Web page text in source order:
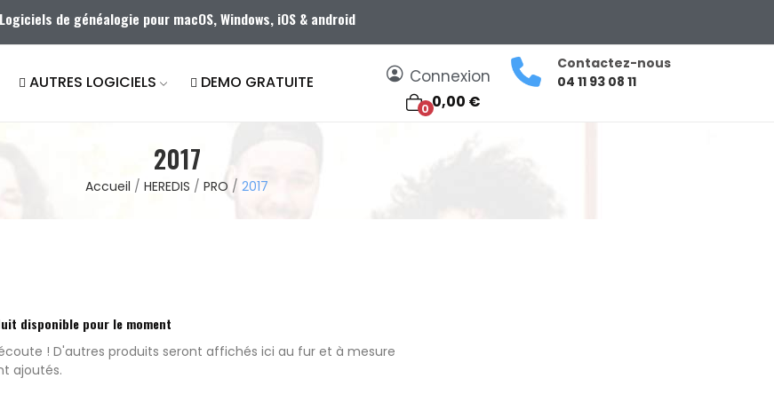
Logiciels de généalogie pour macOS, Windows, iOS & android
AUTRES LOGICIELS DEMO GRATUITE Connexion
Contactez-nous
04 11 93 08 11
0,00 €
0
2017
Accueil HEREDIS PRO 2017
disponible pour le moment
! D'autres produits seront affichés ici au fur et à mesure
ajoutés.